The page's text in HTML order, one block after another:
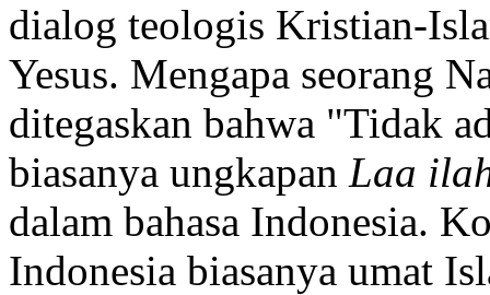
dialog teologis Kristian-
Yesus. Mengapa seorang
ditegaskan bahwa "Tidak
biasanya ungkapan Laa
dalam bahasa Indonesia.
Indonesia biasanya umat